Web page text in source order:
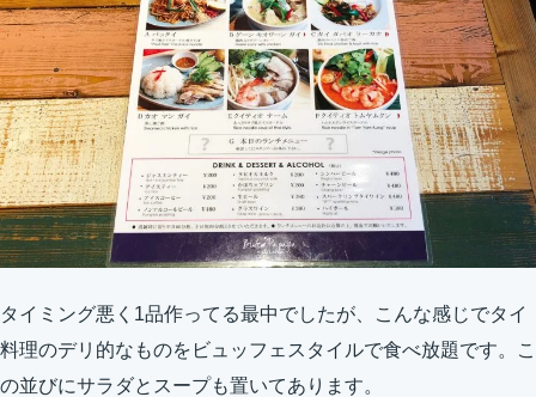
タイミング悪く1品作ってる最中でしたが、こんな感じでタイ
料理のデリ的なものをビュッフェスタイルで食べ放題です。こ
の並びにサラダとスープも置いてあります。